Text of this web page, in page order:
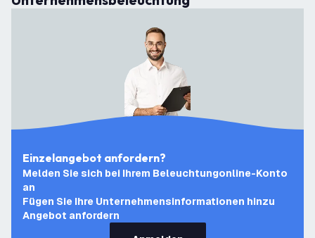
Einzelangebot anfordern?
Melden Sie sich bei Ihrem Beleuchtungonline-Konto
an
Fügen Sie Ihre Unternehmensinformationen hinzu
Angebot anfordern